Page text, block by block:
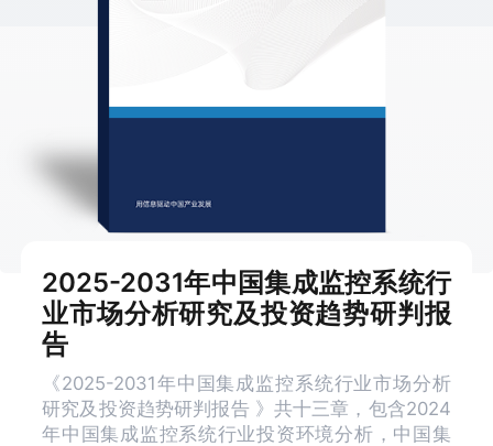
2025-2031年中国集成监控系统行
业市场分析研究及投资趋势研判报
告
《2025-2031年中国集成监控系统行业市场分析
研究及投资趋势研判报告 》共十三章，包含2024
年中国集成监控系统行业投资环境分析，中国集